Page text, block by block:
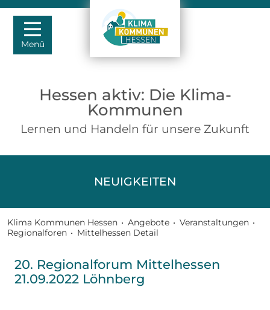
Menü
Hessen aktiv: Die Klima-
Kommunen
Lernen und Handeln für unsere Zukunft
NEUIGKEITEN
Klima Kommunen Hessen • Angebote • Veranstaltungen •
Regionalforen • Mittelhessen Detail
20. Regionalforum Mittelhessen
21.09.2022 Löhnberg